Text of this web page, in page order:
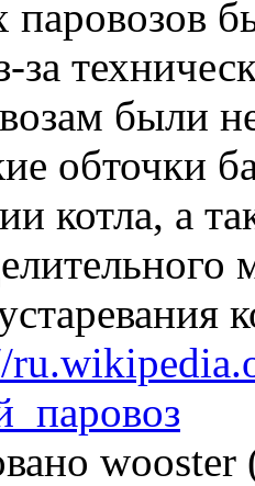
паровозов
были
обточки
котла, а